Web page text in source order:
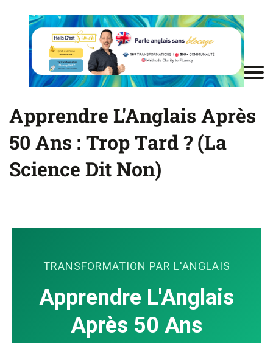
Apprendre L'Anglais Après
50 Ans : Trop Tard ? (La
Science Dit Non)
TRANSFORMATION PAR L'ANGLAIS
Apprendre L'Anglais
Après 50 Ans